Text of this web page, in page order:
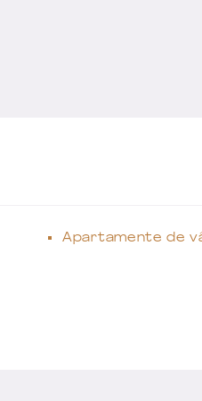
Apartamente de